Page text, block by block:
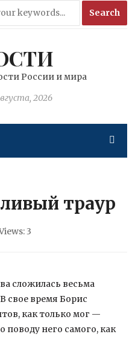
России и мира
2026
траур
3
сложилась весьма
свое время Борис
как только мог —
него самого, как